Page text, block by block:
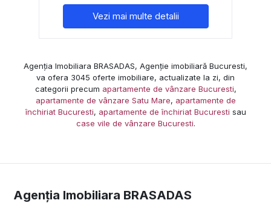
Vezi mai multe detalii
Agenția Imobiliara BRASADAS, Agenție imobiliară Bucuresti,
va ofera 3045 oferte imobiliare, actualizate la zi, din
categorii precum apartamente de vânzare Bucuresti,
apartamente de vânzare Satu Mare, apartamente de
închiriat Bucuresti, apartamente de închiriat Bucuresti sau
case vile de vânzare Bucuresti.
Agenția Imobiliara BRASADAS